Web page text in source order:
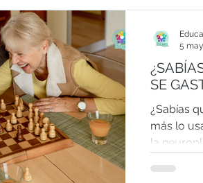
cada día.
SE
¿Sabías
más lo
la
Descubre
5 may